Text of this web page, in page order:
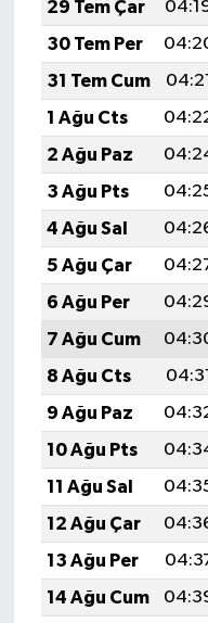
29 Tem Çar
30 Tem Per
31 Tem Cum
04:21
1 Ağu Cts
2 Ağu Paz
3 Ağu Pts
4 Ağu Sal
5 Ağu Çar
6 Ağu Per
7 Ağu Cum
8 Ağu Cts
04:31
9 Ağu Paz
10 Ağu Pts
11 Ağu Sal
12 Ağu Çar
13 Ağu Per
14 Ağu Cum